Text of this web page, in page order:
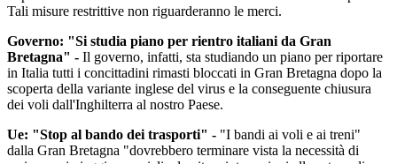
Tali misure restrittive non riguarderanno le merci.
Governo: "Si studia piano per rientro italiani da Gran
Bretagna" - Il governo, infatti, sta studiando un piano per riportare
in Italia tutti i concittadini rimasti bloccati in Gran Bretagna dopo la
scoperta della variante inglese del virus e la conseguente chiusura
dei voli dall'Inghilterra al nostro Paese.
Ue: "Stop al bando dei trasporti" - "I bandi ai voli e ai treni"
dalla Gran Bretagna "dovrebbero terminare vista la necessità di